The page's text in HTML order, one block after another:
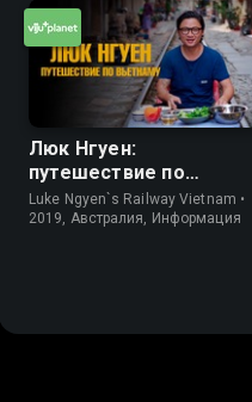
Люк Нгуен:
путешествие по
Вьетнаму
Luke Ngyen`s Railway Vietnam •
2019, Австралия, Информация